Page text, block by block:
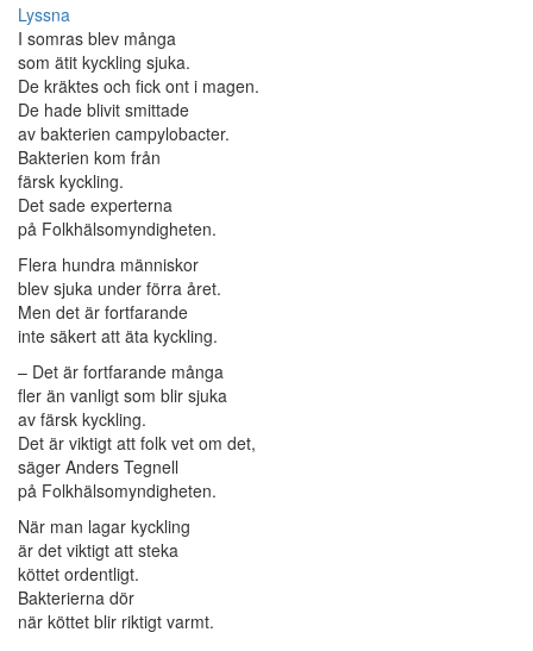
Lyssna
I somras blev många
som ätit kyckling sjuka.
De kräktes och fick ont i magen.
De hade blivit smittade
av bakterien campylobacter.
Bakterien kom från
färsk kyckling.
Det sade experterna
på Folkhälsomyndigheten.
Flera hundra människor
blev sjuka under förra året.
Men det är fortfarande
inte säkert att äta kyckling.
– Det är fortfarande många
fler än vanligt som blir sjuka
av färsk kyckling.
Det är viktigt att folk vet om det,
säger Anders Tegnell
på Folkhälsomyndigheten.
När man lagar kyckling
är det viktigt att steka
köttet ordentligt.
Bakterierna dör
när köttet blir riktigt varmt.